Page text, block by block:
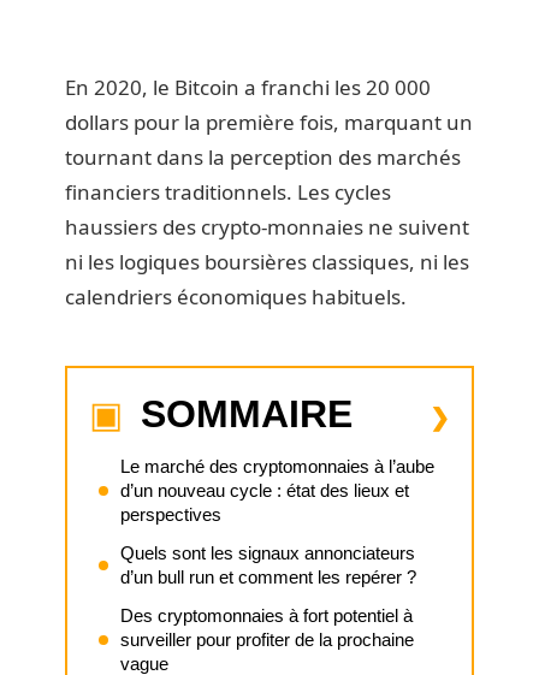
En 2020, le Bitcoin a franchi les 20 000
dollars pour la première fois, marquant un
tournant dans la perception des marchés
financiers traditionnels. Les cycles
haussiers des crypto-monnaies ne suivent
ni les logiques boursières classiques, ni les
calendriers économiques habituels.
SOMMAIRE
Le marché des cryptomonnaies à l’aube
d’un nouveau cycle : état des lieux et
perspectives
Quels sont les signaux annonciateurs
d’un bull run et comment les repérer ?
Des cryptomonnaies à fort potentiel à
surveiller pour profiter de la prochaine
vague